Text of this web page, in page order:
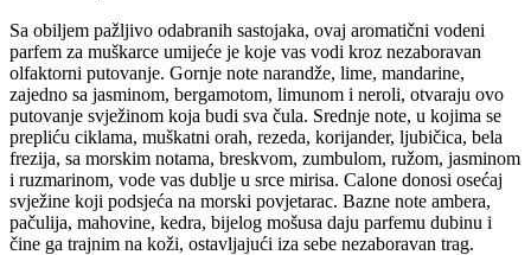
Sa obiljem pažljivo odabranih sastojaka, ovaj aromatični vodeni
parfem za muškarce umijeće je koje vas vodi kroz nezaboravan
olfaktorni putovanje. Gornje note narandže, lime, mandarine,
zajedno sa jasminom, bergamotom, limunom i neroli, otvaraju ovo
putovanje svježinom koja budi sva čula. Srednje note, u kojima se
prepliću ciklama, muškatni orah, rezeda, korijander, ljubičica, bela
frezija, sa morskim notama, breskvom, zumbulom, ružom, jasminom
i ruzmarinom, vode vas dublje u srce mirisa. Calone donosi osećaj
svježine koji podsjeća na morski povjetarac. Bazne note ambera,
pačulija, mahovine, kedra, bijelog mošusa daju parfemu dubinu i
čine ga trajnim na koži, ostavljajući iza sebe nezaboravan trag.